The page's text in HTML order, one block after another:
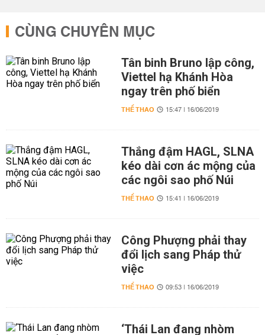
CÙNG CHUYÊN MỤC
Tân binh Bruno lập công,
Viettel hạ Khánh Hòa
ngay trên phố biển
THỂ THAO 15:47 | 16/06/2019
Thắng đậm HAGL, SLNA
kéo dài cơn ác mộng của
các ngôi sao phố Núi
THỂ THAO 15:41 | 16/06/2019
Công Phượng phải thay
đổi lịch sang Pháp thử
việc
THỂ THAO 09:53 | 16/06/2019
‘Thái Lan đang nhòm